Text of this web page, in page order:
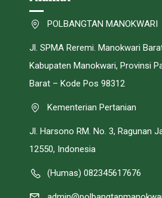
POLBANGTAN MANOKWARI
Jl. SPMA Reremi. Manokwari
Kabupaten Manokwari, Provinsi
Barat – Kode Pos 98312
Kementerian Pertanian
Jl. Harsono RM. No. 3, Ragunan
12550, Indonesia
(Humas) 082345617676